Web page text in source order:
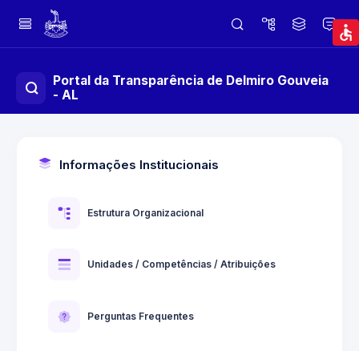
Portal da Transparência de Delmiro Gouveia
- AL
Informações Institucionais
Estrutura Organizacional
Unidades / Competências / Atribuições
Perguntas Frequentes